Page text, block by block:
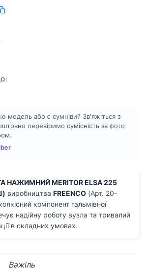
модель або є сумніви? Зв'яжіться з
перевіримо сумісність за фото
НАЖИМНИЙ MERITOR ELSA 225
виробництва FREENCO (Арт. 20-
компонент гальмівної
надійну роботу вузла та тривалий
в складних умовах.
Важіль